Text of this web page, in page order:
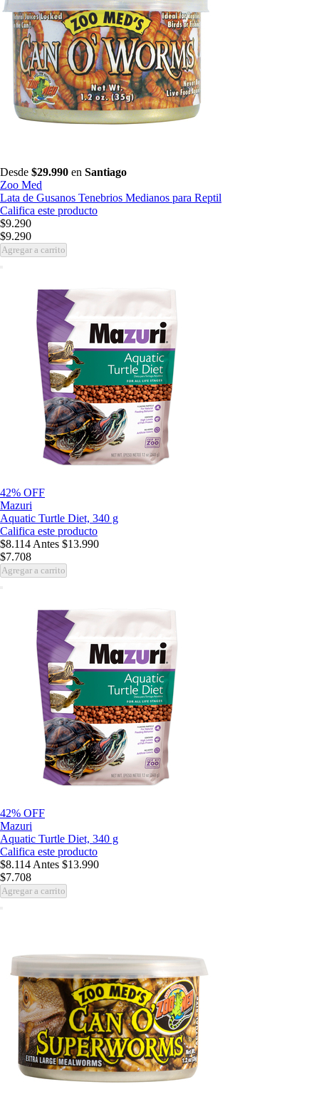
Desde $29.990 en Santiago
Zoo Med
Lata de Gusanos Tenebrios Medianos para Reptil
Califica este producto
$9.290
$9.290
Agregar a carrito
42% OFF
Mazuri
Aquatic Turtle Diet, 340 g
Califica este producto
$8.114 Antes $13.990
$7.708
Agregar a carrito
42% OFF
Mazuri
Aquatic Turtle Diet, 340 g
Califica este producto
$8.114 Antes $13.990
$7.708
Agregar a carrito